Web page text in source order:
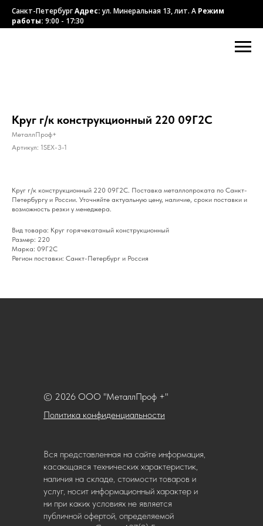
Санкт-ПетербургАдрес:ул. Минеральная 13, лит. А Режим
работы: 9:00 - 17:30
Круг г/к конструкционный 220 09Г2С
МеталлПроф+
Артикул: 1SEX-3-1
Круг г/к конструкционный 220 09Г2С. Поставка металлопроката по Санкт-
Петербургу и России. Уточняйте актуальную цену, наличие, сроки поставки и
возможность резки у менеджера.
Вид товара: Круг горячекатаный конструкционный
Размер: 220
Марка: 09Г2С
Регион поставки: Санкт-Петербург и Россия
Политика конфиденциальности
© 2026 ООО "МеталлПроф +"
Вся представленная на сайте информация,
касающаяся технических характеристик,
наличия на складе, стоимости товаров и
услуг, носит информационный характер и
ни при каких условиях не является
публичной офертой, определяемой